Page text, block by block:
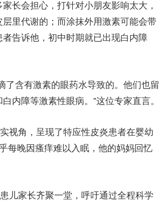
长会担心，打针对小朋友影响太大，
里代谢的；而涂抹外用激素可能会带
告诉他，初中时期就已出现白内障
了含有激素的眼药水导致的。他们也留
内障等激素性眼病。”这位专家直言。
视角，呈现了特应性皮炎患者在婴幼
每晚因瘙痒难以入眠，他的妈妈回忆
儿家长齐聚一堂，呼吁通过全程科学